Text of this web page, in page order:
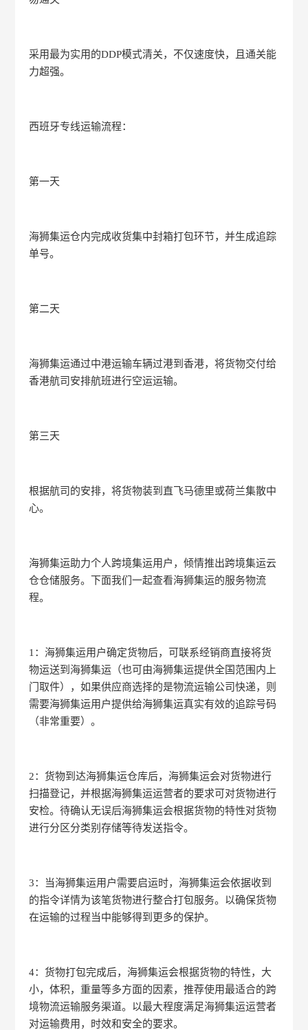
采用最为实用的DDP模式清关，不仅速度快，且通关能
力超强。
西班牙专线运输流程：
第一天
海狮集运仓内完成收货集中封箱打包环节，并生成追踪
单号。
第二天
海狮集运通过中港运输车辆过港到香港，将货物交付给
香港航司安排航班进行空运运输。
第三天
根据航司的安排，将货物装到直飞马德里或荷兰集散中
心。
海狮集运助力个人跨境集运用户，倾情推出跨境集运云
仓仓储服务。下面我们一起查看海狮集运的服务物流
程。
1：海狮集运用户确定货物后，可联系经销商直接将货
物运送到海狮集运（也可由海狮集运提供全国范围内上
门取件），如果供应商选择的是物流运输公司快递，则
需要海狮集运用户提供给海狮集运真实有效的追踪号码
（非常重要）。
2：货物到达海狮集运仓库后，海狮集运会对货物进行
扫描登记，并根据海狮集运运营者的要求可对货物进行
安检。待确认无误后海狮集运会根据货物的特性对货物
进行分区分类别存储等待发送指令。
3：当海狮集运用户需要启运时，海狮集运会依据收到
的指令详情为该笔货物进行整合打包服务。以确保货物
在运输的过程当中能够得到更多的保护。
4：货物打包完成后，海狮集运会根据货物的特性，大
小，体积，重量等多方面的因素，推荐使用最适合的跨
境物流运输服务渠道。以最大程度满足海狮集运运营者
对运输费用，时效和安全的要求。